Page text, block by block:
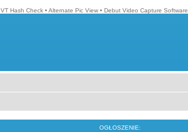
VT Hash Check • Alternate Pic View • Debut Video Capture Software
OGŁOSZENIE: